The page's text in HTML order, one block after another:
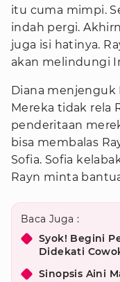
itu cuma mimpi.
indah pergi.
juga isi hatinya.
akan melindungi
Diana menjenguk
Mereka tidak rela
penderitaan
bisa membalas
Sofia. Sofia
Rayn minta
Baca Juga :
Syok! Begini
Didekati
Sinopsis Aini